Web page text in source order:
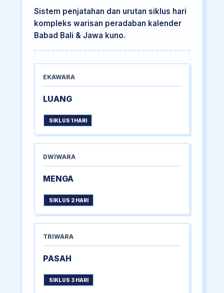
Sistem penjatahan dan urutan siklus hari
kompleks warisan peradaban kalender
Babad Bali & Jawa kuno.
EKAWARA
LUANG
SIKLUS 1 HARI
DWIWARA
MENGA
SIKLUS 2 HARI
TRIWARA
PASAH
SIKLUS 3 HARI